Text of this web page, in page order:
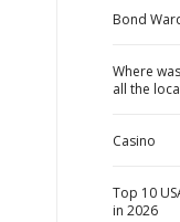
Bond
Where
all the
Casino
Top 10
in 2026